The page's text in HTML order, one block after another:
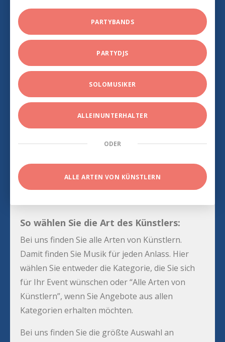
PARTYBANDS
PARTYDJS
SOLOMUSIKER
ALLEINUNTERHALTER
ODER
ALLE ARTEN VON KÜNSTLERN
So wählen Sie die Art des Künstlers:
Bei uns finden Sie alle Arten von Künstlern.
Damit finden Sie Musik für jeden Anlass. Hier
wählen Sie entweder die Kategorie, die Sie sich
für Ihr Event wünschen oder “Alle Arten von
Künstlern”, wenn Sie Angebote aus allen
Kategorien erhalten möchten.
Bei uns finden Sie die größte Auswahl an